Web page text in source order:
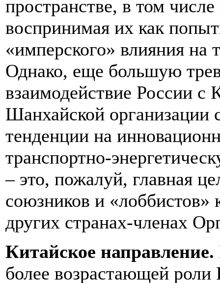
пространстве, в том
воспринимая их как
«имперского» влияния
Однако, еще большую
взаимодействие России с
Шанхайской организации
тенденции на
транспортно-
– это, пожалуй, главная
союзников и «лоббистов»
других странах-членах
Китайское направление.
более возрастающей роли